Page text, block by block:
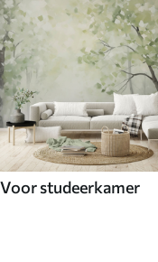
Voor studeerkamer